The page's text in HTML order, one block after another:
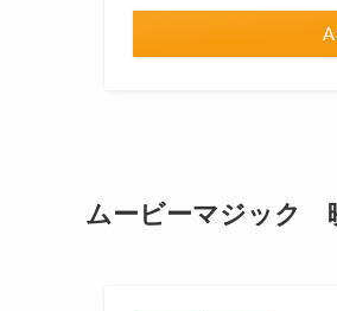
ムービーマジック